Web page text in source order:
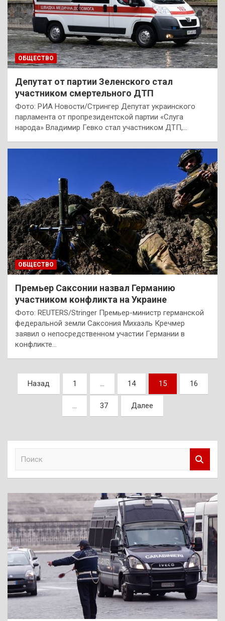
ОБЩЕСТВО
Депутат от партии Зеленского стал
участником смертельного ДТП
Фото: РИА Новости/Стрингер Депутат украинского
парламента от пропрезидентской партии «Слуга
народа» Владимир Гевко стал участником ДТП,…
ОБЩЕСТВО
Премьер Саксонии назвал Германию
участником конфликта на Украине
Фото: REUTERS/Stringer Премьер-министр германской
федеральной земли Саксония Михаэль Кречмер
заявил о непосредственном участии Германии в
конфликте…
Пагинация
записей
Назад 1 … 14 15 16
… 37 Далее
к